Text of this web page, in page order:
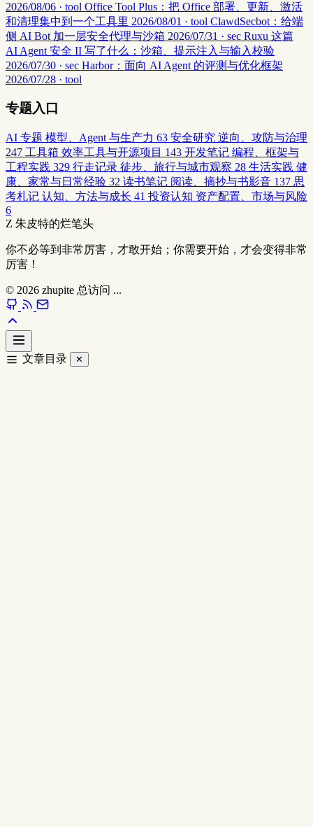
2026/08/06 · tool Office Tool Plus：把 Office 部署、更新、激活
和清理集中到一个工具里 2026/08/01 · tool ClawdSecbot：给端
侧 AI Bot 加一层安全代理与沙箱 2026/07/31 · sec Ruxu 这篇
AI Agent 安全 II 写了什么：沙箱、提示注入与输入校验
2026/07/30 · sec Harbor：面向 AI Agent 的评测与优化框架
2026/07/28 · tool
专题入口
AI 专题 模型、Agent 与生产力 63 安全研究 逆向、攻防与治理
247 工具箱 效率工具与开源项目 143 开发笔记 编程、框架与
工程实践 329 行走记录 徒步、旅行与城市观察 28 生活实践 健
康、家常与日常经验 32 读书笔记 阅读、摘抄与书影音 137 思
考札记 认知、方法与成长 41 投资认知 资产配置、市场与风险
6
Z 朱皮特的烂笔头
你不必等到非常厉害，才敢开始；你需要开始，才会变得非常
厉害！
© 2026 zhupite 总访问 ...
文章目录 ✕